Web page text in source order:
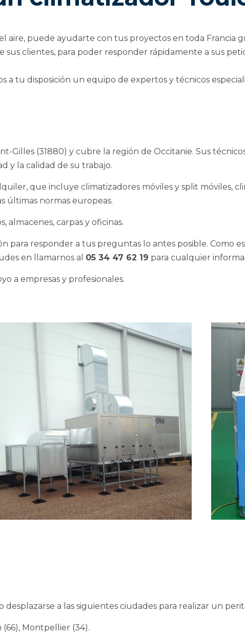
aire, puede ayudarte con tus proyectos en toda Francia
sus clientes, para poder responder rápidamente a sus
a tu disposición un equipo de expertos y técnicos
Gilles (31880) y cubre la región de Occitanie. Sus
y la calidad de su trabajo.
que incluye climatizadores móviles y split móviles,
últimas normas europeas.
almacenes, carpas y oficinas.
para responder a tus preguntas lo antes posible. Como
en llamarnos al 05 34 47 62 19 para cualquier
a empresas y profesionales.
a las siguientes ciudades para realizar un
(66), Montpellier (34).